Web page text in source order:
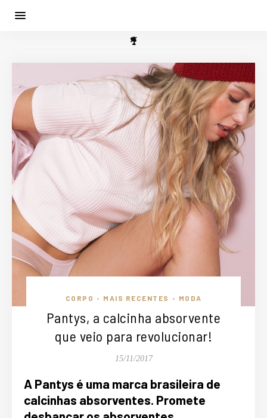
CORPO • MAIS RECENTES • MODA
Pantys, a calcinha absorvente
que veio para revolucionar!
15/11/2017
A Pantys é uma marca brasileira de
calcinhas absorventes. Promete